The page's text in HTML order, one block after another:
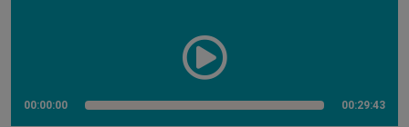
00:00:00 00:29:43